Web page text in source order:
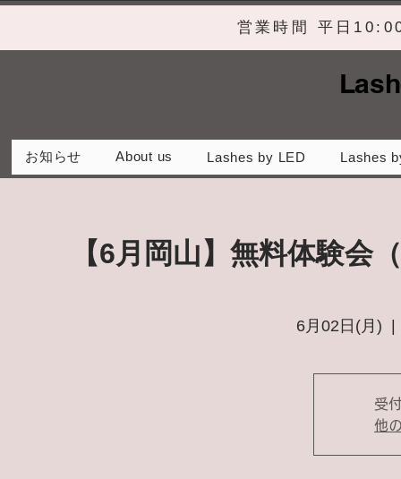
営業時間 平日
お知らせ About us Lashes by LED Lashes
【6月岡山】無料体験会
6月02日(月)
受
他